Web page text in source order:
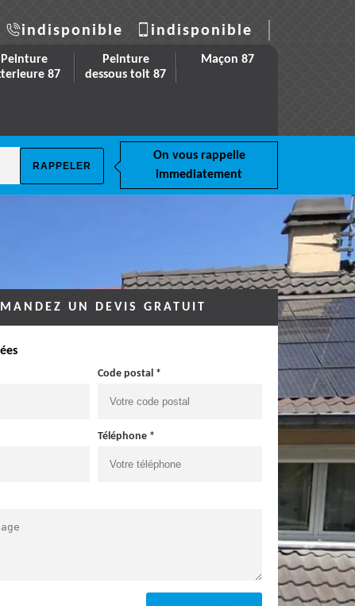
indisponible indisponible
Peinture
87
Peinture
dessous toit 87
Maçon 87
On vous rappelle
immediatement
UN DEVIS GRATUIT
Code postal *
Téléphone *